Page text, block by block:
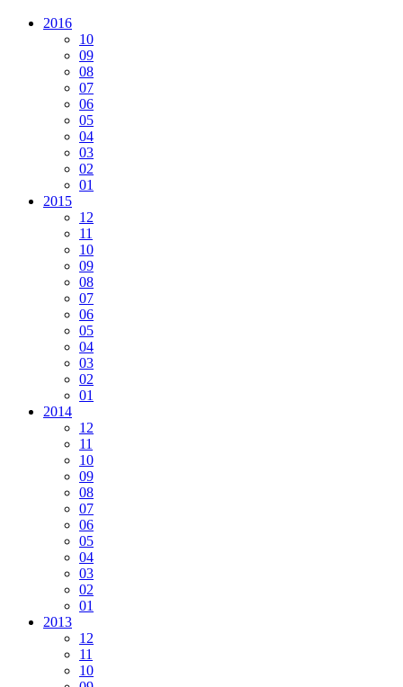
2016
10
09
08
07
06
05
04
03
02
01
2015
12
11
10
09
08
07
06
05
04
03
02
01
2014
12
11
10
09
08
07
06
05
04
03
02
01
2013
12
11
10